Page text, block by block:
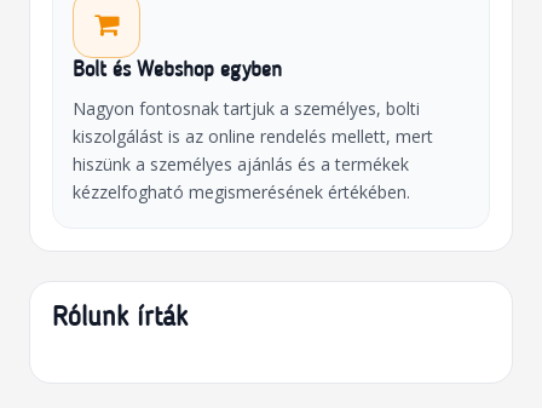
Bolt és Webshop egyben
Nagyon fontosnak tartjuk a személyes, bolti
kiszolgálást is az online rendelés mellett, mert
hiszünk a személyes ajánlás és a termékek
kézzelfogható megismerésének értékében.
Rólunk írták